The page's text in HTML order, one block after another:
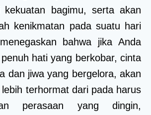
kekuatan bagimu, serta akan
kenikmatan pada suatu hari
bahwa jika Anda
hati yang berkobar, cinta
dan jiwa yang bergelora, akan
terhormat dari pada harus
perasaan yang dingin,